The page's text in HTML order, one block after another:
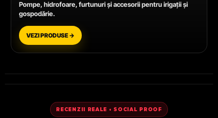
Pompe, hidrofoare, furtunuri și accesorii pentru irigații și
gospodărie.
VEZI PRODUSE →
RECENZII REALE • SOCIAL PROOF